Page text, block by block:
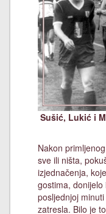
Sušić, Lukić i
Nakon
sve ili ništa,
izjednačenja,
gostima,
posljednjoj
zatresla. Bilo je